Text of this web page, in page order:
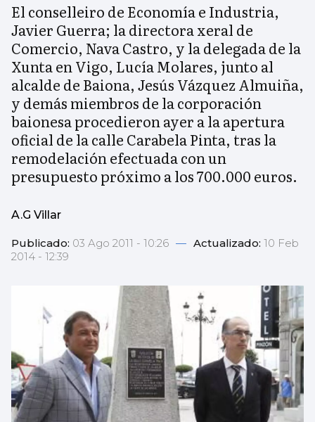
El conselleiro de Economía e Industria,
Javier Guerra; la directora xeral de
Comercio, Nava Castro, y la delegada de la
Xunta en Vigo, Lucía Molares, junto al
alcalde de Baiona, Jesús Vázquez Almuiña,
y demás miembros de la corporación
baionesa procedieron ayer a la apertura
oficial de la calle Carabela Pinta, tras la
remodelación efectuada con un
presupuesto próximo a los 700.000 euros.
A.G Villar
Publicado: 03 Ago 2011 - 10:26 — Actualizado: 10 Feb
2014 - 12:39